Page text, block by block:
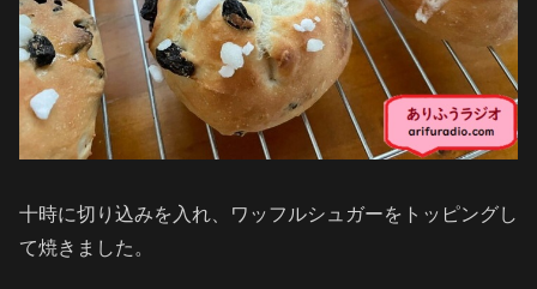
十時に切り込みを入れ、ワッフルシュガーをトッピングし
て焼きました。